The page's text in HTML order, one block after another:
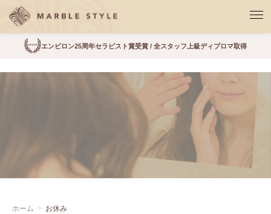
エンビロン25周年セラピスト賞受賞 / 全スタッフ上級ディプロマ取得
ホーム
お休み